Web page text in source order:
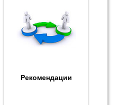
Рекомендации